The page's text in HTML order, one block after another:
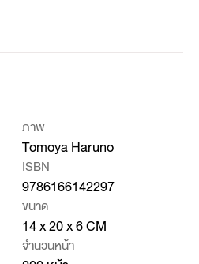
ภาพ
Tomoya Haruno
ISBN
9786166142297
ขนาด
14 x 20 x 6 CM
จำนวนหน้า